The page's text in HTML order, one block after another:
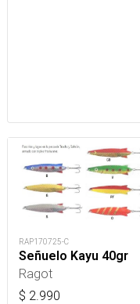
RAP170725-C
Señuelo Kayu 40gr
Ragot
$ 2.990